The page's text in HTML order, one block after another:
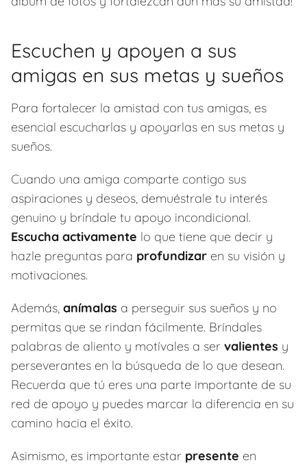
Escuchen y apoyen a sus
amigas en sus metas y sueños
Para fortalecer la amistad con tus amigas, es
esencial escucharlas y apoyarlas en sus metas y
sueños.
Cuando una amiga comparte contigo sus
aspiraciones y deseos, demuéstrale tu interés
genuino y bríndale tu apoyo incondicional.
Escucha activamente lo que tiene que decir y
hazle preguntas para profundizar en su visión y
motivaciones.
Además, anímalas a perseguir sus sueños y no
permitas que se rindan fácilmente. Bríndales
palabras de aliento y motívales a ser valientes y
perseverantes en la búsqueda de lo que desean.
Recuerda que tú eres una parte importante de su
red de apoyo y puedes marcar la diferencia en su
camino hacia el éxito.
Asimismo, es importante estar presente en